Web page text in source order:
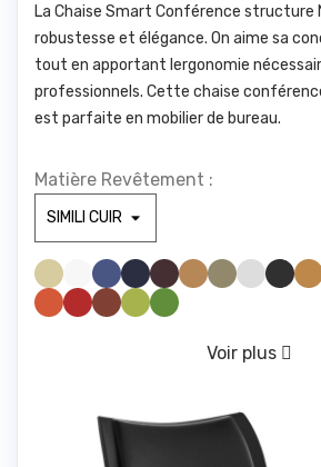
La Chaise Smart Conférence structure
robustesse et élégance. On aime sa
tout en apportant lergonomie
professionnels. Cette chaise
est parfaite en mobilier de bureau.
Matière Revêtement :
SIMILI BLANC 100 SIMILI BLEU CLAIR 285 SIMILI BLEU FONCE1211
SIMILI BORDEAUX 1721 SIMILI CAMEL 1846 SIMILI GREGE 1842SIMILI GRISSIMILI GRIS FONCE 961
SIMILI ORANGE 1794SIMILI ROUGE 1783SIMILI ROUILLE 775SIMILI VERT ANIS 1611SIMILI VERT FORET 673
VERT D'EAU 416
Voir plus